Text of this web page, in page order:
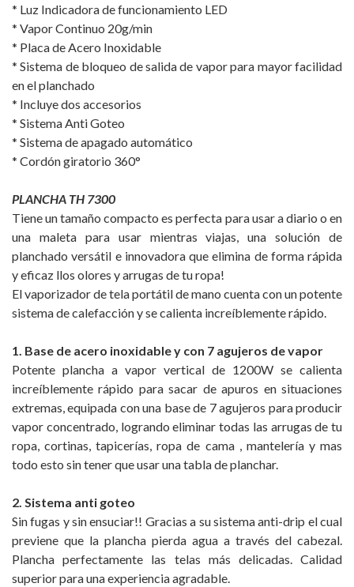
* Luz Indicadora de funcionamiento LED
* Vapor Continuo 20g/min
* Placa de Acero Inoxidable
* Sistema de bloqueo de salida de vapor para mayor facilidad
en el planchado
* Incluye dos accesorios
* Sistema Anti Goteo
* Sistema de apagado automático
* Cordón giratorio 360°
PLANCHA TH 7300
Tiene un tamaño compacto es perfecta para usar a diario o en
una maleta para usar mientras viajas, una solución de
planchado versátil e innovadora que elimina de forma rápida
y eficaz llos olores y arrugas de tu ropa!
El vaporizador de tela portátil de mano cuenta con un potente
sistema de calefacción y se calienta increíblemente rápido.
1. Base de acero inoxidable y con 7 agujeros de vapor
Potente plancha a vapor vertical de 1200W se calienta
increíblemente rápido para sacar de apuros en situaciones
extremas, equipada con una base de 7 agujeros para producir
vapor concentrado, logrando eliminar todas las arrugas de tu
ropa, cortinas, tapicerías, ropa de cama , mantelería y mas
todo esto sin tener que usar una tabla de planchar.
2. Sistema anti goteo
Sin fugas y sin ensuciar!! Gracias a su sistema anti-drip el cual
previene que la plancha pierda agua a través del cabezal.
Plancha perfectamente las telas más delicadas. Calidad
superior para una experiencia agradable.